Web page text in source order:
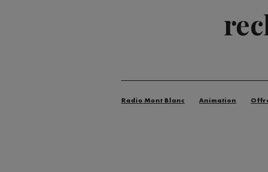
Radio Mont Blanc Animation